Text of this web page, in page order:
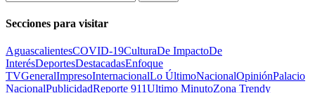
Secciones para visitar
AguascalientesCOVID-19CulturaDe ImpactoDe
InterésDeportesDestacadasEnfoque
TVGeneralImpresoInternacionalLo ÚltimoNacionalOpiniónPalacio
NacionalPublicidadReporte 911Ultimo MinutoZona Trendy